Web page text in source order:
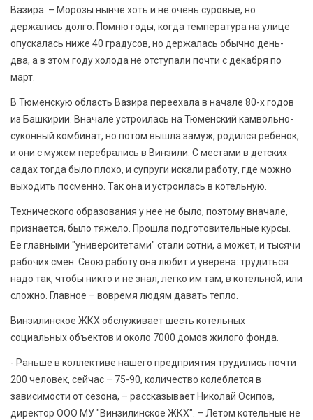
Вазира. – Морозы нынче хоть и не очень суровые, но
держались долго. Помню годы, когда температура на улице
опускалась ниже 40 градусов, но держалась обычно день-
два, а в этом году холода не отступали почти с декабря по
март.
В Тюменскую область Вазира переехала в начале 80-х годов
из Башкирии. Вначале устроилась на Тюменский камвольно-
суконный комбинат, но потом вышла замуж, родился ребенок,
и они с мужем перебрались в Винзили. С местами в детских
садах тогда было плохо, и супруги искали работу, где можно
выходить посменно. Так она и устроилась в котельную.
Технического образования у нее не было, поэтому вначале,
признается, было тяжело. Прошла подготовительные курсы.
Ее главными "университетами" стали сотни, а может, и тысячи
рабочих смен. Свою работу она любит и уверена: трудиться
надо так, чтобы никто и не знал, легко им там, в котельной, или
сложно. Главное – вовремя людям давать тепло.
Винзилинское ЖКХ обслуживает шесть котельных
социальных объектов и около 7000 домов жилого фонда.
- Раньше в коллективе нашего предприятия трудились почти
200 человек, сейчас – 75-90, количество колеблется в
зависимости от сезона, – рассказывает Николай Осипов,
директор ООО МУ "Винзилинское ЖКХ". – Летом котельные не